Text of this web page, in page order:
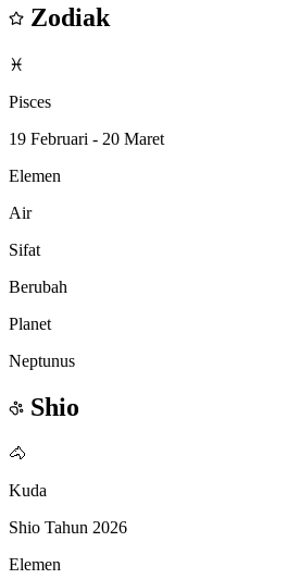
Zodiak
♓
Pisces
19 Februari - 20 Maret
Elemen
Air
Sifat
Berubah
Planet
Neptunus
Shio
🐴
Kuda
Shio Tahun 2026
Elemen